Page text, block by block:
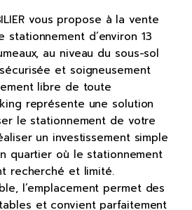
vous propose à la vente
stationnement d’environ 13
au niveau du sous-sol
et soigneusement
libre de toute
représente une solution
le stationnement de votre
un investissement simple
quartier où le stationnement
recherché et limité.
l’emplacement permet des
et convient parfaitement